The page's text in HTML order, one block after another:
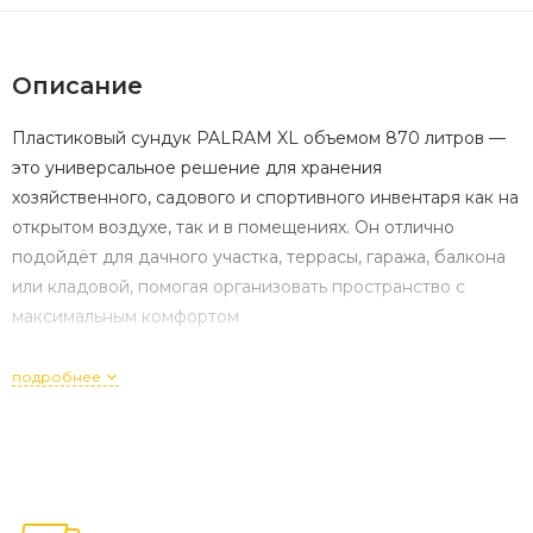
Описание
Пластиковый сундук PALRAM XL объемом 870 литров —
это универсальное решение для хранения
хозяйственного, садового и спортивного инвентаря как на
открытом воздухе, так и в помещениях. Он отлично
подойдёт для дачного участка, террасы, гаража, балкона
или кладовой, помогая организовать пространство с
максимальным комфортом
Прочная конструкция с двойными стенками:
дерево придает изделию эстетичный и современный
подробнее